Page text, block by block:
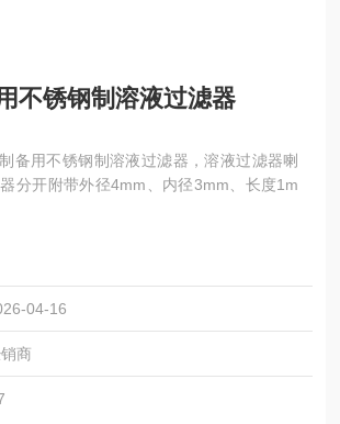
不锈钢制溶液过滤器
备用不锈钢制溶液过滤器，溶液过滤器喇
分开附带外径4mm、内径3mm、长度1m
04-16
商